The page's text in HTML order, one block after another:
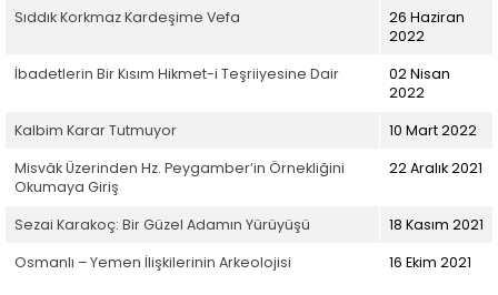
Sıddık Korkmaz Kardeşime Vefa
26 Haziran
2022
İbadetlerin Bir Kısım Hikmet-i Teşriiyesine Dair
02 Nisan
2022
Kalbim Karar Tutmuyor
10 Mart 2022
Misvâk Üzerinden Hz. Peygamber’in Örnekliğini
Okumaya Giriş
22 Aralık 2021
Sezai Karakoç: Bir Güzel Adamın Yürüyüşü
18 Kasım 2021
Osmanlı – Yemen İlişkilerinin Arkeolojisi
16 Ekim 2021